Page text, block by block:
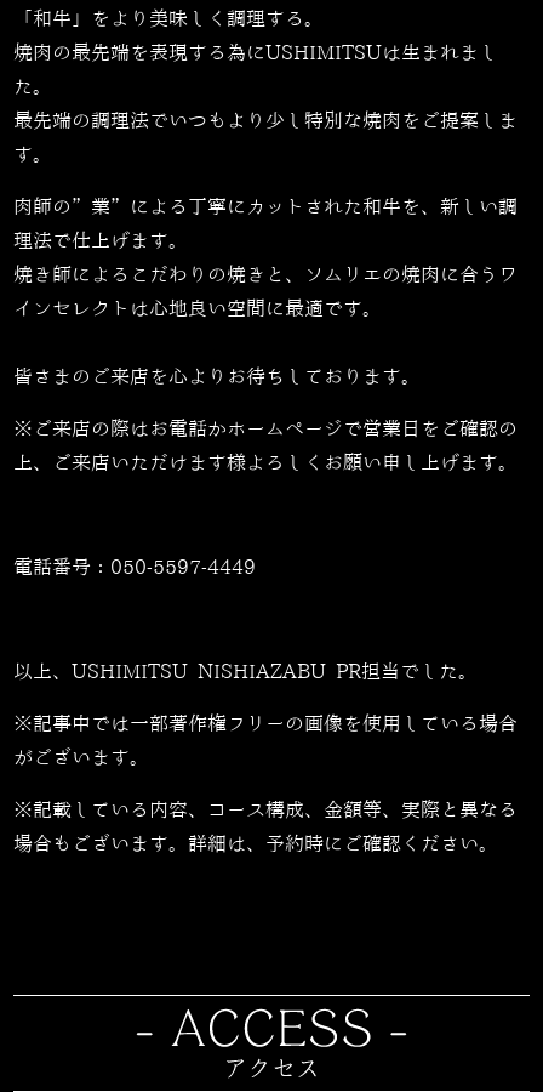
「和牛」をより美味しく調理する。
焼肉の最先端を表現する為にUSHIMITSUは生まれまし
た。
最先端の調理法でいつもより少し特別な焼肉をご提案しま
す。
肉師の”業”による丁寧にカットされた和牛を、新しい調
理法で仕上げます。
焼き師によるこだわりの焼きと、ソムリエの焼肉に合うワ
インセレクトは心地良い空間に最適です。
皆さまのご来店を心よりお待ちしております。
※ご来店の際はお電話かホームページで営業日をご確認の
上、ご来店いただけます様よろしくお願い申し上げます。
電話番号： 050-5597-4449
以上、USHIMITSU NISHIAZABU PR担当でした。
※記事中では一部著作権フリーの画像を使用している場合
がございます。
※記載している内容、コース構成、金額等、実際と異なる
場合もございます。詳細は、予約時にご確認ください。